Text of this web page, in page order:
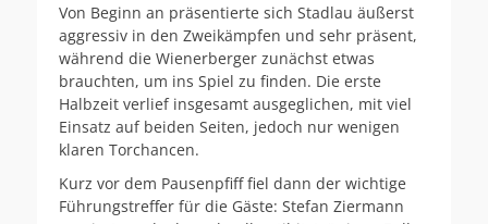
Von Beginn an präsentierte sich Stadlau äußerst
aggressiv in den Zweikämpfen und sehr präsent,
während die Wienerberger zunächst etwas
brauchten, um ins Spiel zu finden. Die erste
Halbzeit verlief insgesamt ausgeglichen, mit viel
Einsatz auf beiden Seiten, jedoch nur wenigen
klaren Torchancen.
Kurz vor dem Pausenpfiff fiel dann der wichtige
Führungstreffer für die Gäste: Stefan Ziermann